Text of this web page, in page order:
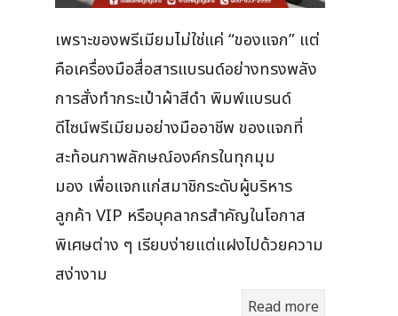
เพราะของพรีเมียมไม่ใช่แค่ “ของแจก” แต่
คือเครื่องมือสื่อสารแบรนด์อย่างทรงพลัง
การสั่งทำกระเป๋าผ้าสีดำ พิมพ์แบรนด์
ดีไซน์พรีเมียมอย่างมืออาชีพ ของแจกที่
สะท้อนภาพลักษณ์องค์กรในทุกมุม
มอง เพื่อแจกแก่สมาชิกระดับผู้บริหาร
ลูกค้า VIP หรือบุคลากรสำคัญในโอกาส
พิเศษต่าง ๆ เรียบง่ายแต่แฝงไปด้วยความ
สง่างาม
Read more